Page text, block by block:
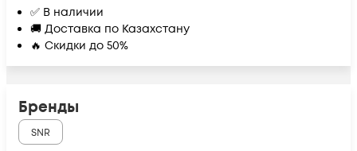
✅ В наличии
🚚 Доставка по Казахстану
🔥 Скидки до 50%
Бренды
SNR